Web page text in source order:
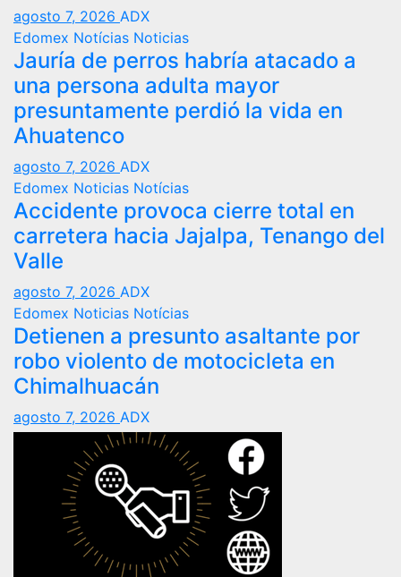
agosto 7, 2026 ADX
Edomex Notícias Noticias
Jauría de perros habría atacado a
una persona adulta mayor
presuntamente perdió la vida en
Ahuatenco
agosto 7, 2026 ADX
Edomex Noticias Notícias
Accidente provoca cierre total en
carretera hacia Jajalpa, Tenango del
Valle
agosto 7, 2026 ADX
Edomex Noticias Notícias
Detienen a presunto asaltante por
robo violento de motocicleta en
Chimalhuacán
agosto 7, 2026 ADX